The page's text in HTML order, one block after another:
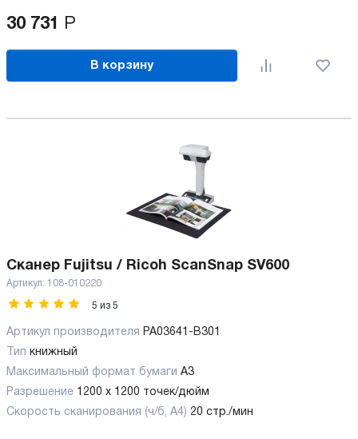
30 731 Р
В корзину
Сканер Fujitsu / Ricoh ScanSnap SV600
Артикул: 108-010220
5 из 5
Артикул производителя PA03641-B301
Тип книжный
Максимальный формат бумаги А3
Разрешение 1200 x 1200 точек/дюйм
Скорость сканирования (ч/б, А4) 20 стр./мин